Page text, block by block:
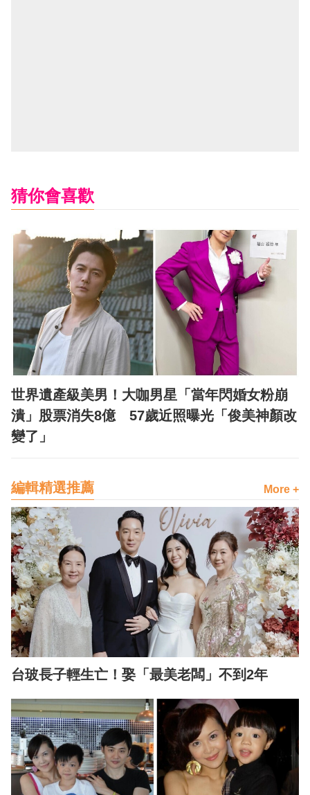
猜你會喜歡
世界遺產級美男！大咖男星「當年閃婚女粉崩
潰」股票消失8億 57歲近照曝光「俊美神顏改
變了」
編輯精選推薦 More +
台玻長子輕生亡！娶「最美老闆」不到2年